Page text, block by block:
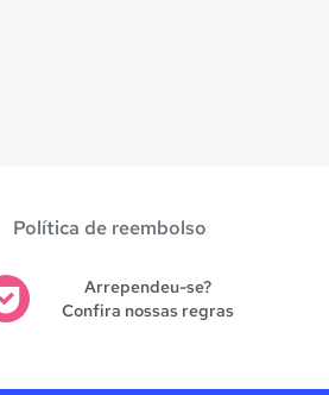
Política de reembolso
Arrependeu-se?
Confira nossas regras